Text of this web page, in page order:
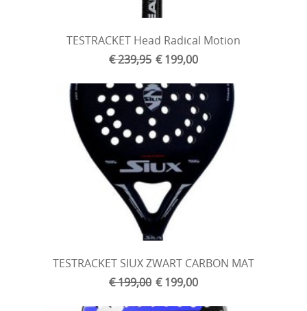
TESTRACKET Head Radical Motion
€ 239,95 € 199,00
TESTRACKET SIUX ZWART CARBON MAT
€ 199,00 € 199,00